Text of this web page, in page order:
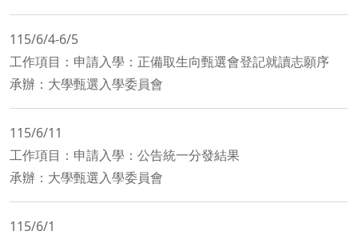
115/6/4-6/5
工作項目：申請入學：正備取生向甄選會登記就讀志願序
承辦：大學甄選入學委員會
115/6/11
工作項目：申請入學：公告統一分發結果
承辦：大學甄選入學委員會
115/6/1